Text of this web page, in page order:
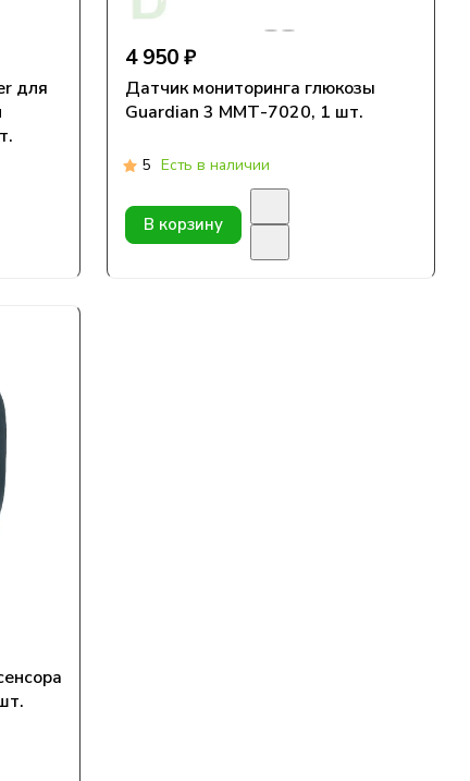
для
4 950 ₽
Датчик мониторинга глюкозы
Guardian 3 ММТ-7020, 1 шт.
5 Есть в наличии
В корзину